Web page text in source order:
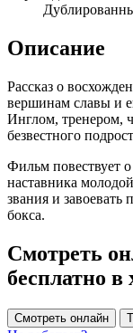
Описание
Рассказ о
вершинам славы и
Инглом, тренером,
безвестного
Фильм повествует
наставника
звания и
бокса.
Смотреть
бесплатно в
Смотреть онлайн